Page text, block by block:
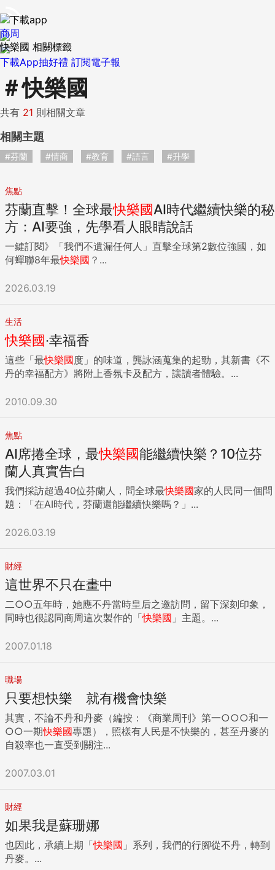
下載App抽好禮 訂閱電子報
商周
快樂國 相關標籤
＃快樂國
共有 21 則相關文章
相關主題
#芬蘭 #情商 #教育 #語言 #升學
焦點
芬蘭直擊！全球最快樂國AI時代繼續快樂的秘
方：AI要強，先學看人眼睛說話
一鍵訂閱》「我們不遺漏任何人」直擊全球第2數位強國，如
何蟬聯8年最快樂國 ？...
2026.03.19
生活
快樂國‧幸福香
這些「最快樂國度」的味道，龔詠涵蒐集的起勁，其新書《不
丹的幸福配方》將附上香氛卡及配方，讓讀者體驗。...
2010.09.30
焦點
AI席捲全球，最快樂國能繼續快樂？10位芬
蘭人真實告白
我們採訪超過40位芬蘭人，問全球最快樂國家的人民同一個問
題：「在AI時代，芬蘭還能繼續快樂嗎？」...
2026.03.19
財經
這世界不只在畫中
二○○五年時，她應不丹當時皇后之邀訪問，留下深刻印象，
同時也很認同商周這次製作的「快樂國 」主題。...
2007.01.18
職場
只要想快樂 就有機會快樂
其實，不論不丹和丹麥（編按：《商業周刊》第一○○○和一
○○一期快樂國專題），照樣有人民是不快樂的，甚至丹麥的
自殺率也一直受到關注...
2007.03.01
財經
如果我是蘇珊娜
也因此，承續上期「快樂國 」系列，我們的行腳從不丹，轉到
丹麥。...